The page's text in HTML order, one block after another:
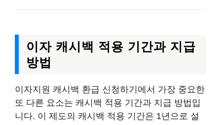
이자 캐시백 적용 기간과 지급
방법
이자지원 캐시백 환급 신청하기에서 가장 중요한
또 다른 요소는 캐시백 적용 기간과 지급 방법입
니다. 이 제도의 캐시백 적용 기간은 1년으로 설